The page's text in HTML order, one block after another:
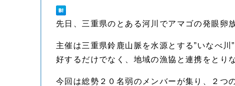
先日、三重県のとある河川でアマゴの発眼卵
主催は三重県鈴鹿山脈を水源とする”いなべ
好するだけでなく、地域の漁協と連携をとり
今回は総勢２０名弱のメンバーが集り、２つ